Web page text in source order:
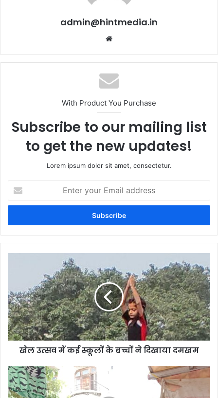
admin@hintmedia.in
With Product You Purchase
Subscribe to our mailing list
to get the new updates!
Lorem ipsum dolor sit amet, consectetur.
your
Email
खेल उत्सव में कई स्कूलों के बच्चों ने दिखाया दमखम